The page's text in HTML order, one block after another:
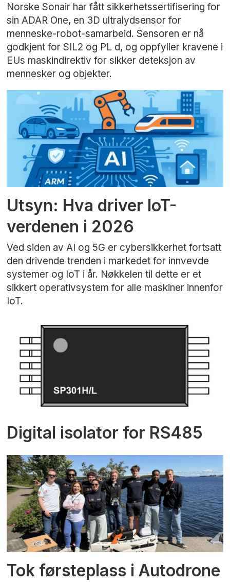
Norske Sonair har fått sikkerhetssertifisering for
sin ADAR One, en 3D ultralydsensor for
menneske-robot-samarbeid. Sensoren er nå
godkjent for SIL2 og PL d, og oppfyller kravene i
EUs maskindirektiv for sikker deteksjon av
mennesker og objekter.
Utsyn: Hva driver IoT-
verdenen i 2026
Ved siden av AI og 5G er cybersikkerhet fortsatt
den drivende trenden i markedet for innvevde
systemer og IoT i år. Nøkkelen til dette er et
sikkert operativsystem for alle maskiner innenfor
IoT.
Digital isolator for RS485
Tok førsteplass i Autodrone